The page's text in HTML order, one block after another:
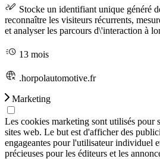
Stocke un identifiant unique généré
reconnaître les visiteurs récurrents,
et analyser les parcours d\'interaction à
13 mois
.horpolautomotive.fr
Marketing
Les cookies marketing sont utilisés pour
sites web. Le but est d'afficher des
engageantes pour l'utilisateur individuel
précieuses pour les éditeurs et les